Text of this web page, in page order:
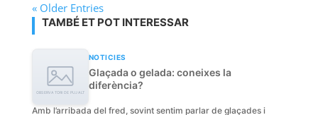
« Older Entries
TAMBÉ ET POT INTERESSAR
NOTICIES
Glaçada o gelada: coneixes la
diferència?
Amb l’arribada del fred, sovint sentim parlar de glaçades i